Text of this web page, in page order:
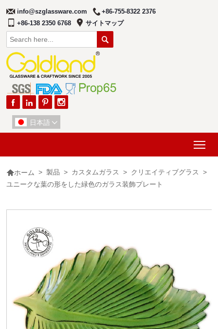
info@szglassware.com
+86-755-8322 2376
+86-138 2350 6768
サイトマップ

   
日本語 
ホーム > 製品 > カスタムガラス > クリエイティブグラス
>
ユニークな葉の形をした緑色のガラス装飾プレート